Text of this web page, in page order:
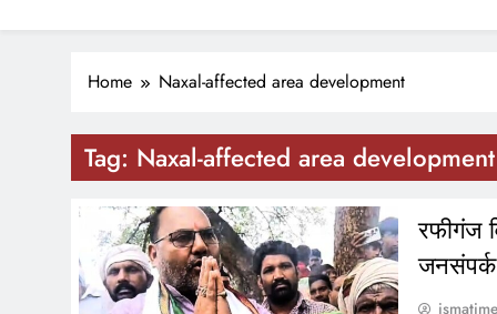
ISMA TIMES NEWS
Home Naxal-affected area development
Tag: Naxal-affected area development
रफीगंज